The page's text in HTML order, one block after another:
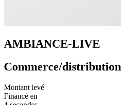
AMBIANCE-LIVE
Commerce/distribution
Montant levé
Financé en